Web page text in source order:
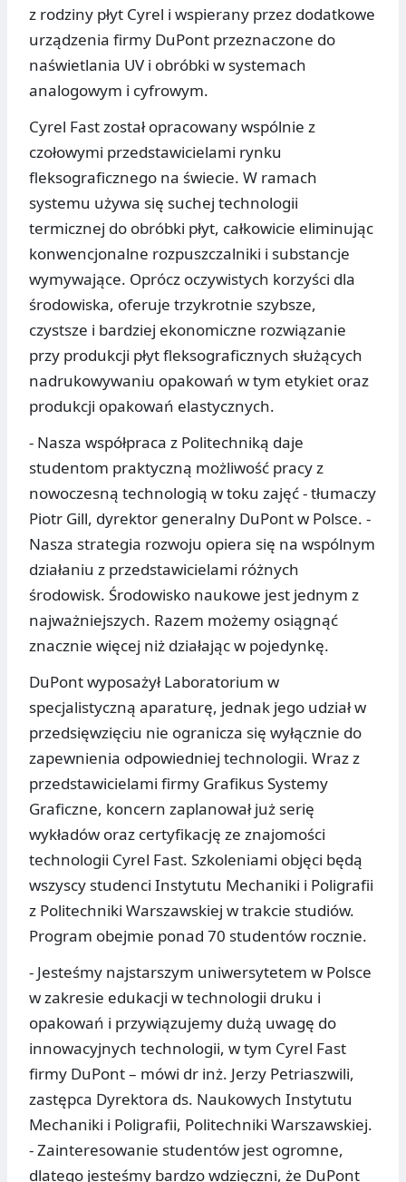
z rodziny płyt Cyrel i wspierany przez dodatkowe
urządzenia firmy DuPont przeznaczone do
naświetlania UV i obróbki w systemach
analogowym i cyfrowym.
Cyrel Fast został opracowany wspólnie z
czołowymi przedstawicielami rynku
fleksograficznego na świecie. W ramach
systemu używa się suchej technologii
termicznej do obróbki płyt, całkowicie eliminując
konwencjonalne rozpuszczalniki i substancje
wymywające. Oprócz oczywistych korzyści dla
środowiska, oferuje trzykrotnie szybsze,
czystsze i bardziej ekonomiczne rozwiązanie
przy produkcji płyt fleksograficznych służących
nadrukowywaniu opakowań w tym etykiet oraz
produkcji opakowań elastycznych.
- Nasza współpraca z Politechniką daje
studentom praktyczną możliwość pracy z
nowoczesną technologią w toku zajęć - tłumaczy
Piotr Gill, dyrektor generalny DuPont w Polsce. -
Nasza strategia rozwoju opiera się na wspólnym
działaniu z przedstawicielami różnych
środowisk. Środowisko naukowe jest jednym z
najważniejszych. Razem możemy osiągnąć
znacznie więcej niż działając w pojedynkę.
DuPont wyposażył Laboratorium w
specjalistyczną aparaturę, jednak jego udział w
przedsięwzięciu nie ogranicza się wyłącznie do
zapewnienia odpowiedniej technologii. Wraz z
przedstawicielami firmy Grafikus Systemy
Graficzne, koncern zaplanował już serię
wykładów oraz certyfikację ze znajomości
technologii Cyrel Fast. Szkoleniami objęci będą
wszyscy studenci Instytutu Mechaniki i Poligrafii
z Politechniki Warszawskiej w trakcie studiów.
Program obejmie ponad 70 studentów rocznie.
- Jesteśmy najstarszym uniwersytetem w Polsce
w zakresie edukacji w technologii druku i
opakowań i przywiązujemy dużą uwagę do
innowacyjnych technologii, w tym Cyrel Fast
firmy DuPont – mówi dr inż. Jerzy Petriaszwili,
zastępca Dyrektora ds. Naukowych Instytutu
Mechaniki i Poligrafii, Politechniki Warszawskiej.
- Zainteresowanie studentów jest ogromne,
dlatego jesteśmy bardzo wdzięczni, że DuPont